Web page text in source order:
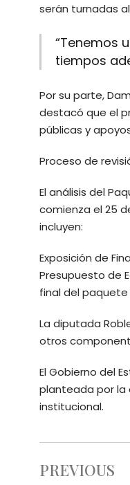
serán turnadas
“Tenemos
tiempos
Por su parte,
destacó que el
públicas y
Proceso de
El análisis del
comienza el 25
incluyen:
Exposición de
Presupuesto de
final del paquete
La diputada
otros
El Gobierno del
planteada por la
institucional.
PREVIOUS